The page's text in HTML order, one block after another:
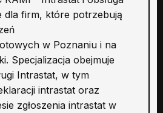
dla firm, które potrzebują
w Poznaniu i na
Specjalizacja obejmuje
Intrastat, w tym
intrastat oraz
zgłoszenia intrastat w